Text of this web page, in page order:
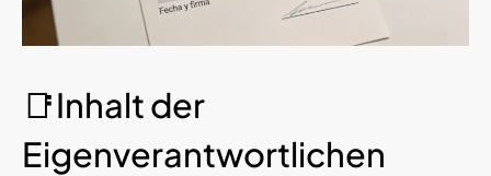
📑Inhalt der
Eigenverantwortlichen